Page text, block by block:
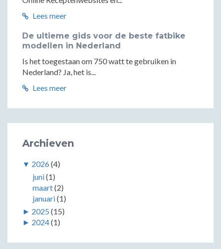
Lees meer
De ultieme gids voor de beste fatbike
modellen in Nederland
Is het toegestaan om 750 watt te gebruiken in
Nederland? Ja, het is...
Lees meer
Archieven
▼ 2026(4)
juni(1)
maart(2)
januari(1)
► 2025 (15)
► 2024(1)